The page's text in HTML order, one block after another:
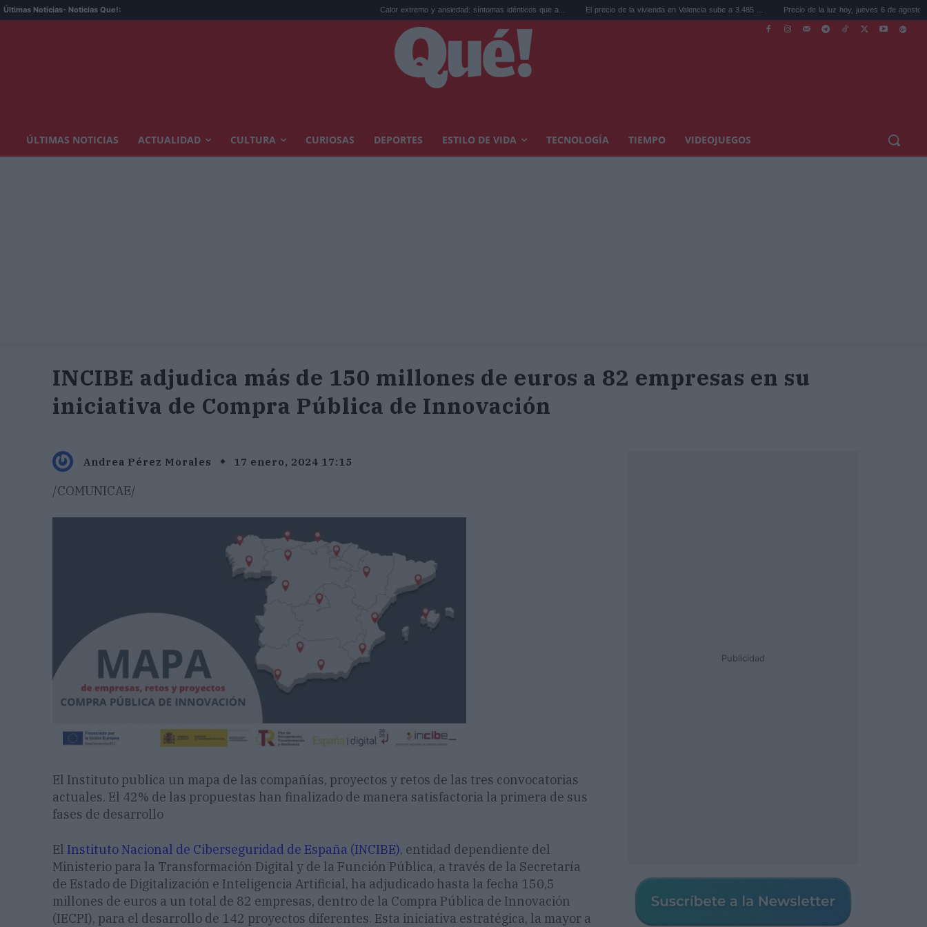
Últimas Noticias- Noticias Que!: Calor extremo y ansiedad: síntomas idénticos que a... El precio de la vivienda en Valencia sube a 3.485 ... Precio de la luz hoy, jueves 6 de agosto: la hora ...
ÚLTIMAS NOTICIAS ACTUALIDAD CULTURA CURIOSAS DEPORTES ESTILO DE VIDA TECNOLOGÍA TIEMPO VIDEOJUEGOS
INCIBE adjudica más de 150 millones de euros a 82 empresas en su
iniciativa de Compra Pública de Innovación
Andrea Pérez Morales 17 enero, 2024 17:15
/COMUNICAE/
El Instituto publica un mapa de las compañías, proyectos y retos de las tres convocatorias
actuales. El 42% de las propuestas han finalizado de manera satisfactoria la primera de sus
fases de desarrollo
El Instituto Nacional de Ciberseguridad de España (INCIBE), entidad dependiente del
Ministerio para la Transformación Digital y de la Función Pública, a través de la Secretaría
de Estado de Digitalización e Inteligencia Artificial, ha adjudicado hasta la fecha 150,5
millones de euros a un total de 82 empresas, dentro de la Compra Pública de Innovación
(IECPI), para el desarrollo de 142 proyectos diferentes. Esta iniciativa estratégica, la mayor a
Publicidad